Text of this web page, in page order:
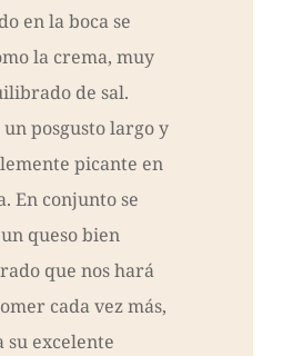
en la boca se
la crema, muy
de sal.
posgusto largo y
picante en
En conjunto se
queso bien
que nos hará
cada vez más,
su excelente